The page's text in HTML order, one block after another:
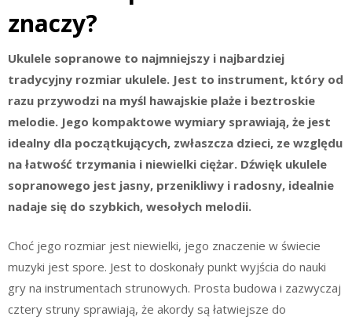
znaczy?
Ukulele sopranowe to najmniejszy i najbardziej
tradycyjny rozmiar ukulele. Jest to instrument, który od
razu przywodzi na myśl hawajskie plaże i beztroskie
melodie. Jego kompaktowe wymiary sprawiają, że jest
idealny dla początkujących, zwłaszcza dzieci, ze względu
na łatwość trzymania i niewielki ciężar. Dźwięk ukulele
sopranowego jest jasny, przenikliwy i radosny, idealnie
nadaje się do szybkich, wesołych melodii.
Choć jego rozmiar jest niewielki, jego znaczenie w świecie
muzyki jest spore. Jest to doskonały punkt wyjścia do nauki
gry na instrumentach strunowych. Prosta budowa i zazwyczaj
cztery struny sprawiają, że akordy są łatwiejsze do